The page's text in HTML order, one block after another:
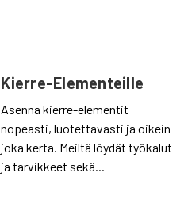
Kierre-Elementeille
Asenna kierre-elementit
nopeasti, luotettavasti ja oikein
joka kerta. Meiltä löydät työkalut
ja tarvikkeet sekä...